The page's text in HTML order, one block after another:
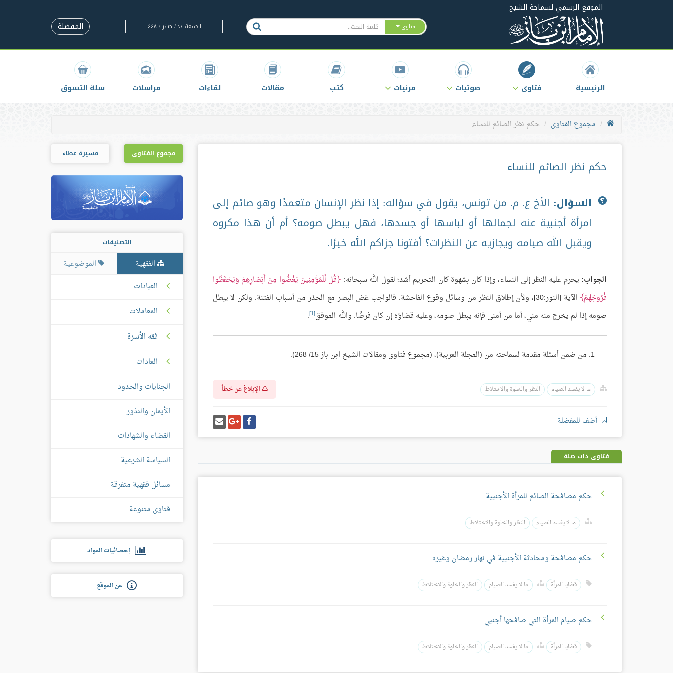
الموقع الرسمي لسماحة الشيخ
فتاوى الجمعة ٢٢ / صفر / ١٤٤٨ المفضلة
الرئيسية فتاوى صوتيات مرئيات كتب مقالات لقاءات مراسلات سلة التسوق
مجموع الفتاوى حكم نظر الصائم للنساء
حكم نظر الصائم للنساء
السؤال: الأخ ع. م. من تونس، يقول في سؤاله: إذا نظر الإنسان متعمدًا وهو صائم إلى
امرأة أجنبية عنه لجمالها أو لباسها أو جسدها، فهل يبطل صومه؟ أم أن هذا مكروه
ويقبل الله صيامه ويجازيه عن النظرات؟ أفتونا جزاكم الله خيرًا.
الجواب: يحرم عليه النظر إلى النساء، وإذا كان بشهوة كان التحريم أشد؛ لقول الله سبحانه: قُل لِّلْمُؤْمِنِينَ يَغُضُّوا مِنْ أَبْصَارِهِمْ وَيَحْفَظُوا
فُرُوجَهُمْ
الآية [النور:30]، ولأن إطلاق النظر من وسائل وقوع الفاحشة. فالواجب غض البصر مع الحذر من أسباب الفتنة. ولكن لا يبطل
صومه إذا لم يخرج منه مني، أما من أمنى فإنه يبطل صومه، وعليه قضاؤه إن كان فرضًا. والله الموفق[1]
.
من ضمن أسئلة مقدمة لسماحته من (المجلة العربية)، (مجموع فتاوى ومقالات الشيخ ابن باز 15/ 268).
ما لا يفسد الصيام النظر والخلوة والاختلاط الإبلاغ عن خطأ
أضف للمفضلة شارك
على
فيسبوك
شارك
على
غوغل
بلس
إرسل
إيميل
فتاوى ذات صلة
حكم مصافحة الصائم للمرأة الأجنبية
ما لا يفسد الصيام النظر والخلوة والاختلاط
حكم مصافحة ومحادثة الأجنبية في نهار رمضان وغيره
قضايا المرأة ما لا يفسد الصيام النظر والخلوة والاختلاط
حكم صيام المرأة التي صافحها أجنبي
قضايا المرأة ما لا يفسد الصيام النظر والخلوة والاختلاط
مجموع الفتاوى مسيرة عطاء
التصنيفات
الفقهية
الموضوعية
العبادات
المعاملات
فقه الأسرة
العادات
الجنايات والحدود
الأيمان والنذور
القضاء والشهادات
السياسة الشرعية
مسائل فقهية متفرقة
فتاوى متنوعة
إحصائيات المواد
عن الموقع